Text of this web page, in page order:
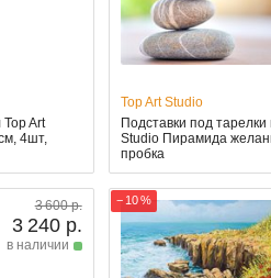
Top Art
4шт,
Top Art Studio
Подставки под тарелки
Studio Пирамида
пробка
3 600 р.
3 240 р.
в наличии
− 10 %